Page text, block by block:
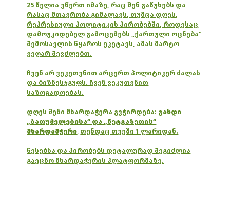
25 წელია ვწერთ იმაზე, რაც შენ გაწუხებს და
რასაც მთავრობა გიმალავს, თუმცა დღეს,
რეპრესიული პოლიტიკის პირობებში, როდესაც
დამოუკიდებელ გამოცემებს „ქართული ოცნება“
შემოსავლის წყაროს უკეტავს, ამას მარტო
ვეღარ შევძლებთ.
ჩვენ არ ვეკუთვნით არცერთ პოლიტიკურ ძალას
და ბიზნესჯგუფს. ჩვენ ვეკუთვნით
საზოგადოებას.
დღეს შენი მხარდაჭერა გვჭირდება: გახდი
„ბათუმელებისა“ და „ნეტგაზეთის“
მხარდამჭერი, თუნდაც თვეში 1 ლარიდან.
წესებსა და პირობებს დეტალურად შეგიძლია
გაეცნო მხარდაჭერის პლატფორმაზე.